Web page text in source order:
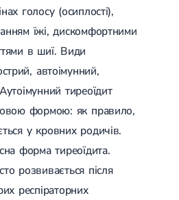
панкреатит
холецистит
холецистит
у дітей
бронхіт
бронхіт
у дорослих
дорослих
голосу (осиплості),
їжі, дискомфортними
в шиї. Види
автоімунний,
тиреоїдит
формою: як правило,
у кровних родичів.
форма тиреоїдита.
розвивається після
респіраторних